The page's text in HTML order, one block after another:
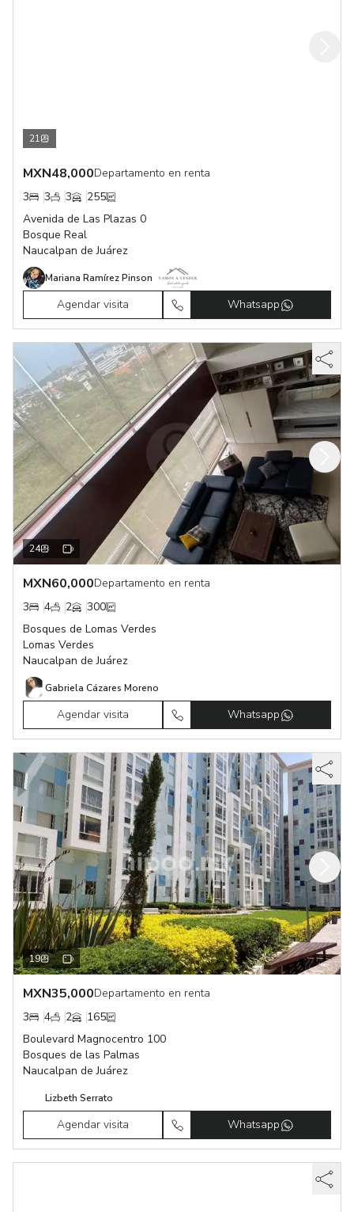
21
MXN48,000Departamento en renta
3
3 3
255
Avenida de Las Plazas 0
Bosque Real
Naucalpan de Juárez
Mariana Ramírez Pinson
Agendar visita Whatsapp
24
MXN60,000Departamento en renta
3
4 2
300
Bosques de Lomas Verdes
Lomas Verdes
Naucalpan de Juárez
Gabriela Cázares Moreno
Agendar visita Whatsapp
19
MXN35,000Departamento en renta
3
4 2
165
Boulevard Magnocentro 100
Bosques de las Palmas
Naucalpan de Juárez
Lizbeth Serrato
Agendar visita Whatsapp